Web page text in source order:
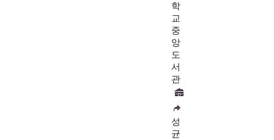
학
교
중
앙
도
서
관
성
균